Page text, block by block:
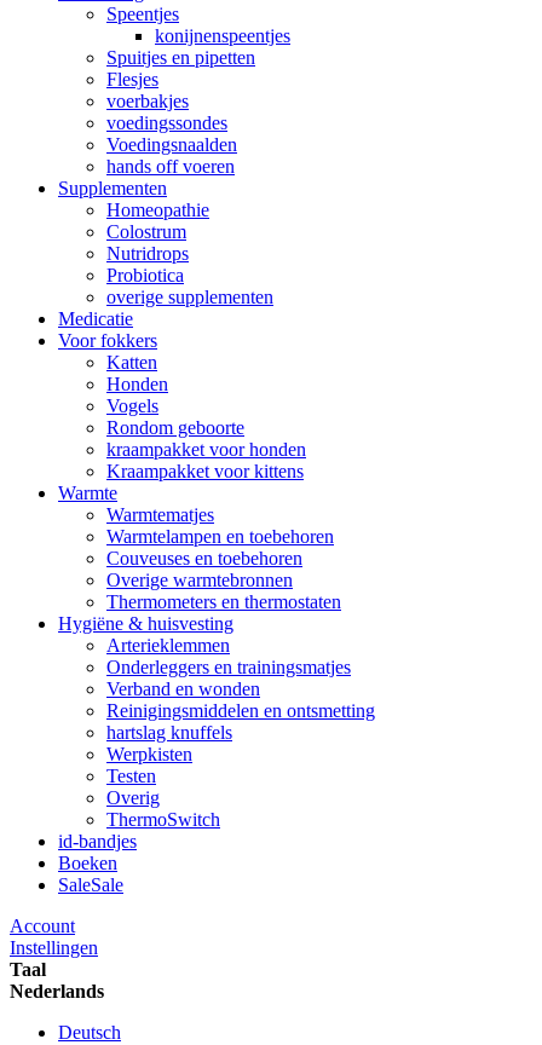
Speentjes
konijnenspeentjes
Spuitjes en pipetten
Flesjes
voerbakjes
voedingssondes
Voedingsnaalden
hands off voeren
Supplementen
Homeopathie
Colostrum
Nutridrops
Probiotica
overige supplementen
Medicatie
Voor fokkers
Katten
Honden
Vogels
Rondom geboorte
kraampakket voor honden
Kraampakket voor kittens
Warmte
Warmtematjes
Warmtelampen en toebehoren
Couveuses en toebehoren
Overige warmtebronnen
Thermometers en thermostaten
Hygiëne & huisvesting
Arterieklemmen
Onderleggers en trainingsmatjes
Verband en wonden
Reinigingsmiddelen en ontsmetting
hartslag knuffels
Werpkisten
Testen
Overig
ThermoSwitch
id-bandjes
Boeken
SaleSale
Account
Instellingen
Taal
Nederlands
Deutsch